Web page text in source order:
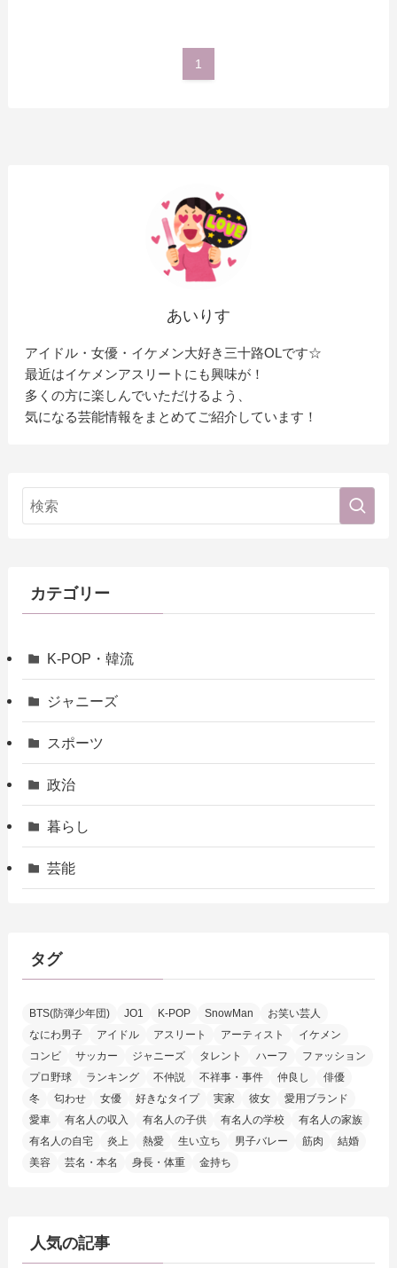
1
あいりす
アイドル・女優・イケメン大好き三十路OLです☆
最近はイケメンアスリートにも興味が！
多くの方に楽しんでいただけるよう、
気になる芸能情報をまとめてご紹介しています！
カテゴリー
K-POP・韓流
ジャニーズ
スポーツ
政治
暮らし
芸能
タグ
BTS(防弾少年団) JO1 K-POP SnowMan
お笑い芸人
なにわ男子
アイドル アスリート アーティスト
イケメン
コンビ
サッカー ジャニーズ タレント ハーフ
ファッション
プロ野球
ランキング 不仲説 不祥事・事件 仲良し
俳優
冬
匂わせ 女優 好きなタイプ 実家 彼女
愛用ブランド
愛車
有名人の収入 有名人の子供 有名人の学校
有名人の家族
有名人の自宅
炎上 熱愛 生い立ち 男子バレー 筋肉
結婚
美容
芸名・本名 身長・体重 金持ち
人気の記事